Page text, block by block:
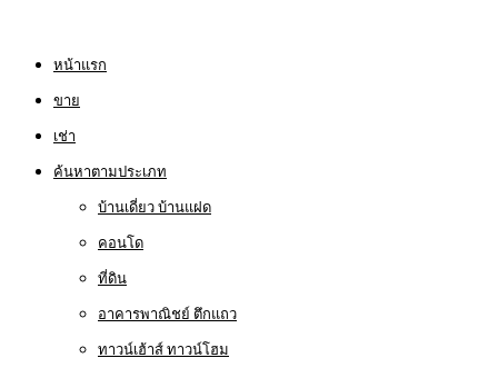
หน้าแรก
ขาย
เช่า
ค้นหาตามประเภท
บ้านเดี่ยว บ้านแฝด
คอนโด
ที่ดิน
อาคารพาณิชย์ ตึกแถว
ทาวน์เฮ้าส์ ทาวน์โฮม